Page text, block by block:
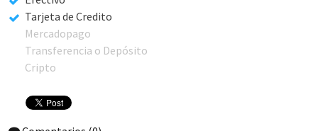
Tarjeta de Credito
Mercadopago
Transferencia o Depósito
Cripto